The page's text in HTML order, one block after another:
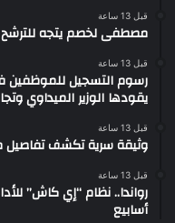
قبل 13 ساعة
مصطفى لخصم يتجه
قبل 13 ساعة
رسوم التسجيل للموظفين
يقودها الوزير الميداوي
قبل 13 ساعة
وثيقة سرية تكشف تفاصيل مشروع
قبل 13 ساعة
أسابيع